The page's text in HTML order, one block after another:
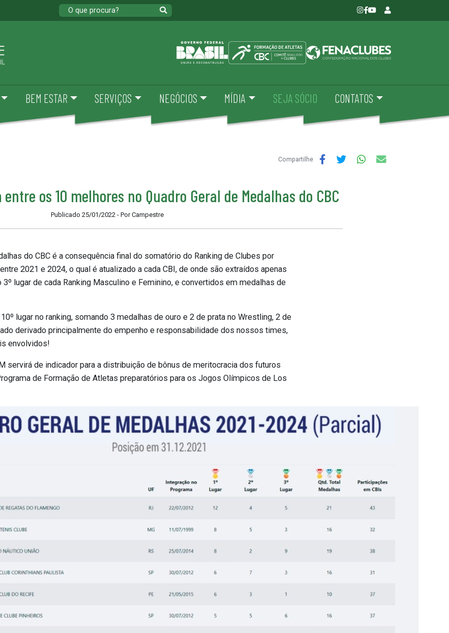
BEM ESTAR SERVIÇOS NEGÓCIOS MÍDIA SEJA SÓCIO CONTATOS
Compartilhe
os 10 melhores no Quadro Geral de Medalhas do CBC
Publicado 25/01/2022 - Por Campestre
do CBC é a consequência final do somatório do Ranking de Clubes por
2021 e 2024, o qual é atualizado a cada CBI, de onde são extraídos apenas
lugar de cada Ranking Masculino e Feminino, e convertidos em medalhas de
lugar no ranking, somando 3 medalhas de ouro e 2 de prata no Wrestling, 2 de
derivado principalmente do empenho e responsabilidade dos nossos times,
envolvidos!
servirá de indicador para a distribuição de bônus de meritocracia dos futuros
de Formação de Atletas preparatórios para os Jogos Olímpicos de Los